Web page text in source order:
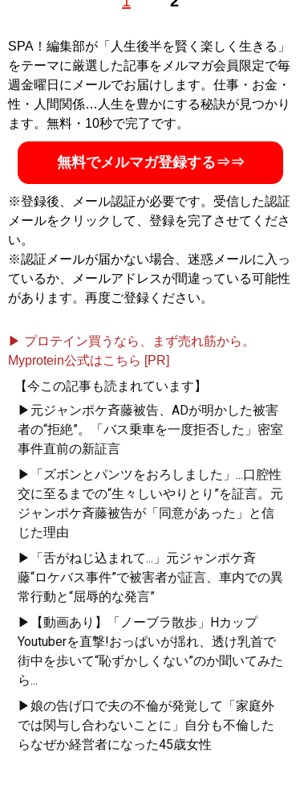
ライター。趣味はドキュメンタリー番組を観ることと仏
記事一覧へ
SPA！編集部が「人生後半を賢く楽しく生きる」
をテーマに厳選した記事をメルマガ会員限定で毎
週金曜日にメールでお届けします。仕事・お金・
性・人間関係…人生を豊かにする秘訣が見つかり
ます。無料・10秒で完了です。
無料でメルマガ登録する⇒⇒
※登録後、メール認証が必要です。受信した認証
メールをクリックして、登録を完了させてくださ
い。
※認証メールが届かない場合、迷惑メールに入っ
ているか、メールアドレスが間違っている可能性
があります。再度ご登録ください。
▶ プロテイン買うなら、まず売れ筋から。
Myprotein公式はこちら [PR]
【今この記事も読まれています】
▶元ジャンポケ斉藤被告、ADが明かした被害
者の“拒絶”。「バス乗車を一度拒否した」密室
事件直前の新証言
▶「ズボンとパンツをおろしました」...口腔性
交に至るまでの“生々しいやりとり”を証言。元
ジャンポケ斉藤被告が「同意があった」と信
じた理由
▶「舌がねじ込まれて...」元ジャンポケ斉
藤“ロケバス事件”で被害者が証言、車内での異
常行動と“屈辱的な発言”
▶【動画あり】「ノーブラ散歩」Hカップ
Youtuberを直撃!おっぱいが揺れ、透け乳首で
街中を歩いて“恥ずかしくない”のか聞いてみた
ら...
▶娘の告げ口で夫の不倫が発覚して「家庭外
では関与し合わないことに」自分も不倫した
らなぜか経営者になった45歳女性